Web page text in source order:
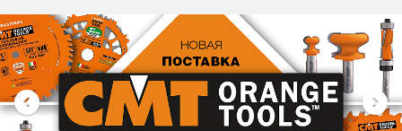
Столярные Мебельные Технологии